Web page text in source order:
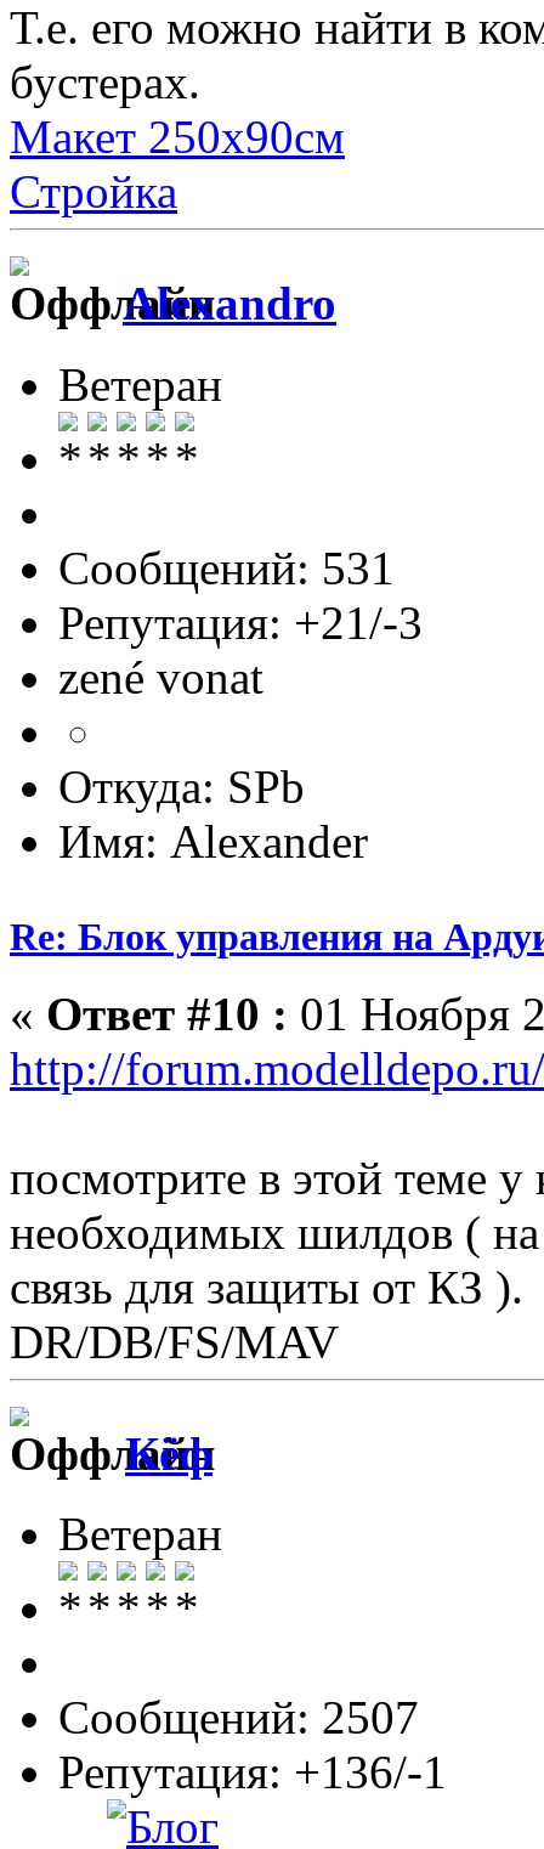
Т.е. его можно найти в
бустерах.
Макет 250х90см
Стройка
Alexandro
Ветеран
Сообщений: 531
Репутация: +21/-3
zené vonat
Откуда: SPb
Имя: Alexander
Re: Блок управления на
« Ответ #10 : 01 Ноября
http://
посмотрите в этой теме
необходимых шилдов (
связь для защиты от КЗ ).
DR/DB/FS/MAV
Кёф
Ветеран
Сообщений: 2507
Репутация: +136/-1